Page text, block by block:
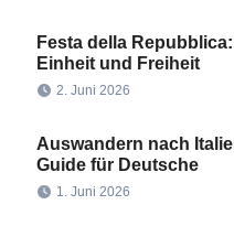
Festa della
Einheit und Freiheit
2. Juni 2026
Auswandern nach
Guide für Deutsche
1. Juni 2026